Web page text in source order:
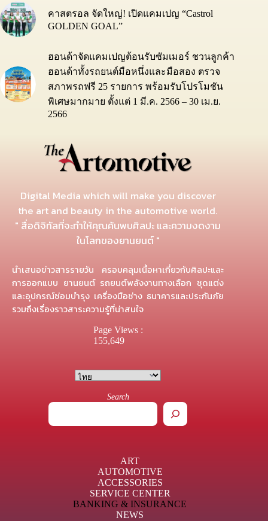
คาสตรอล จัดใหญ่! เปิดแคมเปญ “Castrol
GOLDEN GOAL”
ฮอนด้าจัดแคมเปญต้อนรับซัมเมอร์ ชวนลูกค้า
ฮอนด้าทั้งรถยนต์มือหนึ่งและมือสอง ตรวจ
สภาพรถฟรี 25 รายการ พร้อมรับโปรโมชัน
พิเศษมากมาย ตั้งแต่ 1 มี.ค. 2566 – 30 เม.ย.
2566
Digital Media which will make you discover
the art and beauty in the automotive world.
" สื่อดิจิทัลที่จะทำให้คุณค้นพบศิลปะ และความงดงาม
ในโลกของยานยนต์ "
นำเสนอข่าวสารรายวัน ครอบคลุมเนื้อหาเกี่ยวกับศิลปะและ
การออกแบบ ยานยนต์ รถยนต์พลังงานทางเลือก ชุดแต่ง
และอุปกรณ์ซ่อมบำรุง เครื่องมือช่าง ธนาคารและประกันภัย
รวมถึงเรื่องราวสาระความรู้ที่น่าสนใจ
Page Views :
155,649
Search
ART
AUTOMOTIVE
ACCESSORIES
SERVICE CENTER
BANKING & INSURANCE
NEWS